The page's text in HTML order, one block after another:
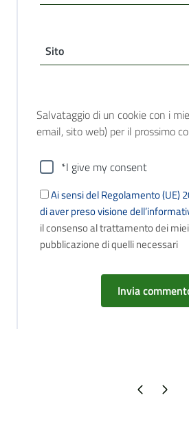
Sito
Salvataggio di un cookie con i
email, sito web) per il prossimo
*I give my consent
Ai sensi del Regolamento (UE)
di aver preso visione
il consenso al trattamento dei
pubblicazione di quelli necessari
Pagina precedente
Pagina successiva